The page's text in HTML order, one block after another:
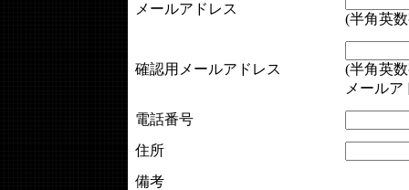
メールアドレス
(半角英
確認用メールアドレス
(半角英
メール
電話番号
住所
備考